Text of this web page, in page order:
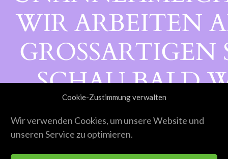
Cookie-Zustimmung verwalten
Wir verwenden Cookies, um unsere Website und
unseren Service zu optimieren.
WIR ARBEITEN
GROSSARTIGEN
CHAU BALD
ORBEI!